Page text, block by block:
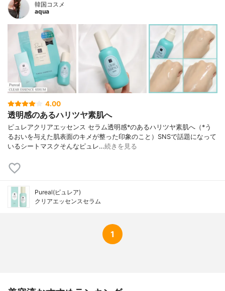
韓国コスメ
aqua
4.00
透明感のあるハリツヤ素肌へ
ピュレアクリアエッセンス セラム透明感*のあるハリツヤ素肌へ（*う
るおいを与えた肌表面のキメが整った印象のこと）SNSで話題になって
いるシートマスクそんなピュレ…続きを見る
Pureal(ピュレア)
クリアエッセンスセラム
1